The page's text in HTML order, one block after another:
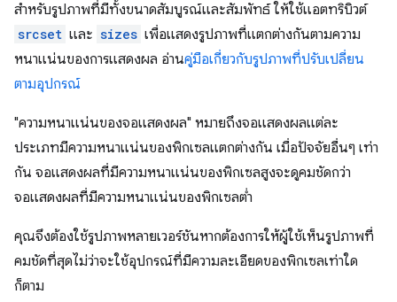
สำหรับรูปภาพที่มีทั้งขนาดสัมบูรณ์และสัมพัทธ์ ให้ใช้แอตทริบิวต์
srcset และ sizes เพื่อแสดงรูปภาพที่แตกต่างกันตามความ
หนาแน่นของการแสดงผล อ่านคู่มือเกี่ยวกับรูปภาพที่ปรับเปลี่ยน
ตามอุปกรณ์
"ความหนาแน่นของจอแสดงผล" หมายถึงจอแสดงผลแต่ละ
ประเภทมีความหนาแน่นของพิกเซลแตกต่างกัน เมื่อปัจจัยอื่นๆ เท่า
กัน จอแสดงผลที่มีความหนาแน่นของพิกเซลสูงจะดูคมชัดกว่า
จอแสดงผลที่มีความหนาแน่นของพิกเซลต่ำ
คุณจึงต้องใช้รูปภาพหลายเวอร์ชันหากต้องการให้ผู้ใช้เห็นรูปภาพที่
คมชัดที่สุดไม่ว่าจะใช้อุปกรณ์ที่มีความละเอียดของพิกเซลเท่าใด
ก็ตาม